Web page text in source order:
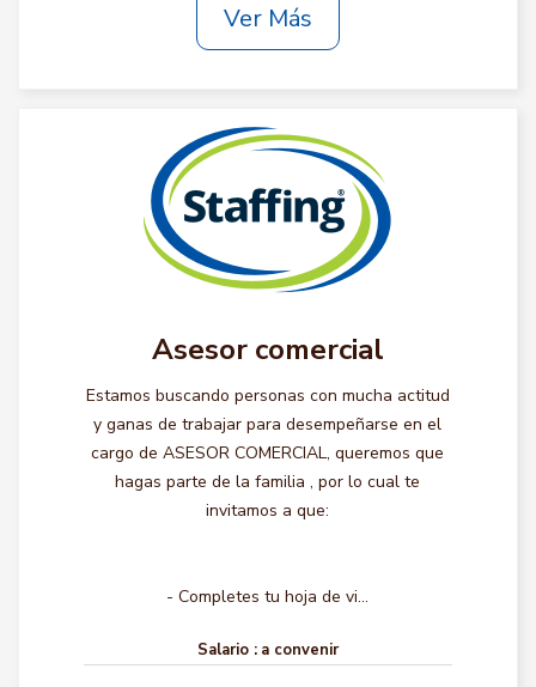
Ver Más
Asesor comercial
Estamos buscando personas con mucha actitud
y ganas de trabajar para desempeñarse en el
cargo de ASESOR COMERCIAL, queremos que
hagas parte de la familia , por lo cual te
invitamos a que:
- Completes tu hoja de vi...
Salario : a convenir